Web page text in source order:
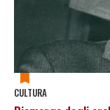
CULTURA